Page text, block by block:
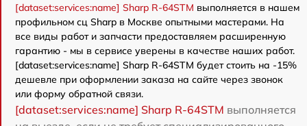
[dataset:services:name] Sharp R-64STM выполняется в нашем
профильном сц Sharp в Москве опытными мастерами. На
все виды работ и запчасти предоставляем расширенную
гарантию - мы в сервисе уверены в качестве наших работ.
[dataset:services:name] Sharp R-64STM будет стоить на -15%
дешевле при оформлении заказа на сайте через звонок
или форму обратной связи.
[dataset:services:name] Sharp R-64STM выполняется